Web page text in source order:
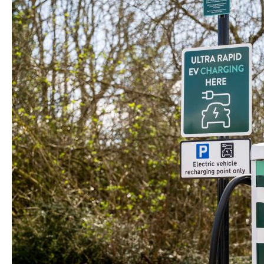
Lee nuestro último artículo
Rentables y rápidas: por qué los
líderes construyen a buen ritmo
estaciones de recarga de
vehículos eléctricos rentables
El mercado de la recarga de vehículos
eléctricos ha dejado de premiar a quien
construye más rápido y ha empezado a
premiar a quien construye mejor. Los
operadores que están tomando la delantera
consiguen que sus instalaciones sean
rentables desde el primer día y, a continuación,
amplían